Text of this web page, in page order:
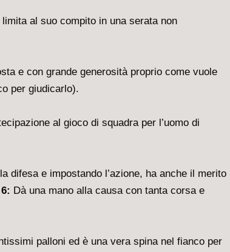
al suo compito in una serata non
e con grande generosità proprio come vuole
per giudicarlo).
al gioco di squadra per l’uomo di
difesa e impostando l’azione, ha anche il merito
Dà una mano alla causa con tanta corsa e
palloni ed è una vera spina nel fianco per